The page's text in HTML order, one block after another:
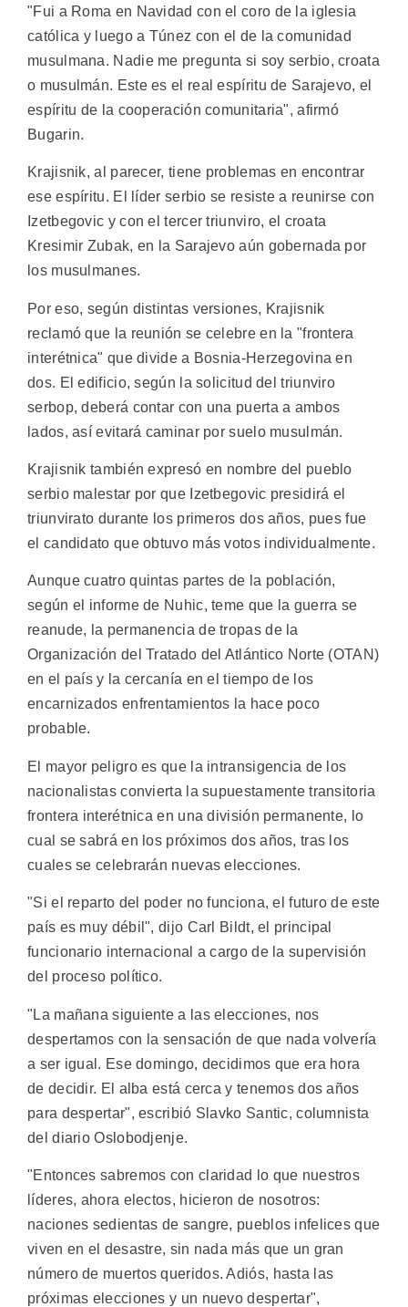
"Fui a Roma en Navidad con el coro de la iglesia
católica y luego a Túnez con el de la comunidad
musulmana. Nadie me pregunta si soy serbio, croata
o musulmán. Este es el real espíritu de Sarajevo, el
espíritu de la cooperación comunitaria", afirmó
Bugarin.
Krajisnik, al parecer, tiene problemas en encontrar
ese espíritu. El líder serbio se resiste a reunirse con
Izetbegovic y con el tercer triunviro, el croata
Kresimir Zubak, en la Sarajevo aún gobernada por
los musulmanes.
Por eso, según distintas versiones, Krajisnik
reclamó que la reunión se celebre en la "frontera
interétnica" que divide a Bosnia-Herzegovina en
dos. El edificio, según la solicitud del triunviro
serbop, deberá contar con una puerta a ambos
lados, así evitará caminar por suelo musulmán.
Krajisnik también expresó en nombre del pueblo
serbio malestar por que Izetbegovic presidirá el
triunvirato durante los primeros dos años, pues fue
el candidato que obtuvo más votos individualmente.
Aunque cuatro quintas partes de la población,
según el informe de Nuhic, teme que la guerra se
reanude, la permanencia de tropas de la
Organización del Tratado del Atlántico Norte (OTAN)
en el país y la cercanía en el tiempo de los
encarnizados enfrentamientos la hace poco
probable.
El mayor peligro es que la intransigencia de los
nacionalistas convierta la supuestamente transitoria
frontera interétnica en una división permanente, lo
cual se sabrá en los próximos dos años, tras los
cuales se celebrarán nuevas elecciones.
"Si el reparto del poder no funciona, el futuro de este
país es muy débil", dijo Carl Bildt, el principal
funcionario internacional a cargo de la supervisión
del proceso político.
"La mañana siguiente a las elecciones, nos
despertamos con la sensación de que nada volvería
a ser igual. Ese domingo, decidimos que era hora
de decidir. El alba está cerca y tenemos dos años
para despertar", escribió Slavko Santic, columnista
del diario Oslobodjenje.
"Entonces sabremos con claridad lo que nuestros
líderes, ahora electos, hicieron de nosotros:
naciones sedientas de sangre, pueblos infelices que
viven en el desastre, sin nada más que un gran
número de muertos queridos. Adiós, hasta las
próximas elecciones y un nuevo despertar",